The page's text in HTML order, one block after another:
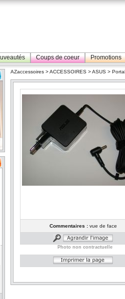
Coups de coeur Promotions
AZaccessoires >ACCESSOIRES >ASUS >
Commentaires :vue de face
Photo non contractuelle